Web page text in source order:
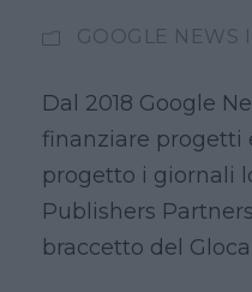
GOOGLE NEWS
Dal 2018 Google
finanziare progetti
progetto i giornali
Publishers
braccetto del